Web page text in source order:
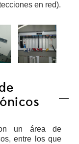
en red).
un área de
entre los que